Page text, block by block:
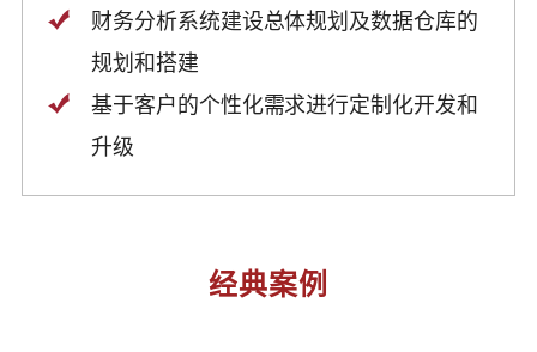
财务分析系统建设总体规划及数据仓库的
规划和搭建
基于客户的个性化需求进行定制化开发和
升级
经典案例